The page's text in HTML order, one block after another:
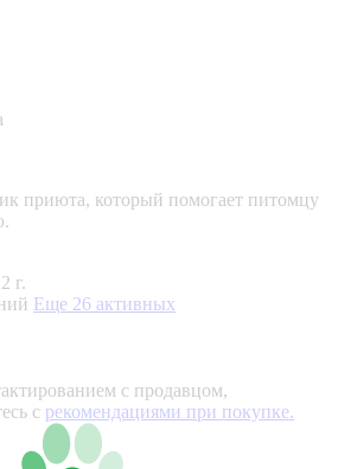
приюта, который помогает питомцу
г.
Еще 26 активных
с продавцом,
с рекомендациями при покупке.